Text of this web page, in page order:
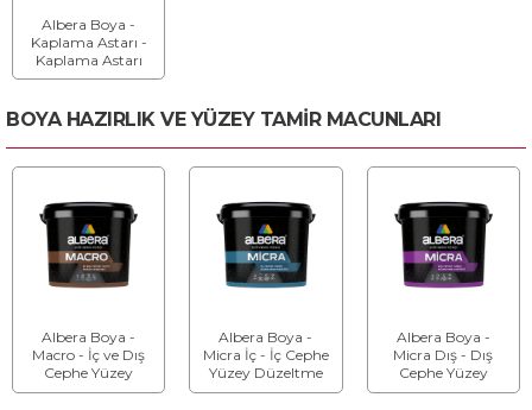
Albera Boya -
Kaplama Astarı -
Kaplama Astarı
BOYA HAZIRLIK VE YÜZEY TAMİR MACUNLARI
Albera Boya -
Macro - İç ve Dış
Cephe Yüzey
Dolgu Macunu
Albera Boya -
Micra İç - İç Cephe
Yüzey Düzeltme
Macunu
Albera Boya -
Micra Dış - Dış
Cephe Yüzey
Düzeltme Macunu